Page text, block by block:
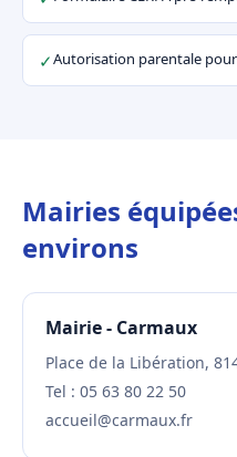
✓Autorisation parentale
Mairies
environs
Mairie - Carmaux
Place de la Libération,
Tel : 05 63 80 22 50
accueil@carmaux.fr